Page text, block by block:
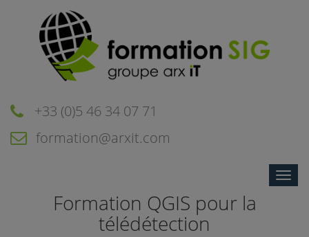
+33 (0)5 46 34 07 71
formation@arxit.com
Toggle
Formation QGIS pour la
télédétection